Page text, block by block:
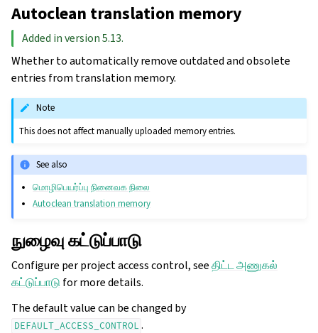
Autoclean translation memory
Added in version 5.13.
Whether to automatically remove outdated and obsolete
entries from translation memory.
Note
This does not affect manually uploaded memory entries.
See also
மொழிபெயர்ப்பு நினைவக நிலை
Autoclean translation memory
நுழைவு கட்டுப்பாடு
Configure per project access control, seeதிட்ட அணுகல்
கட்டுப்பாடு for more details.
The default value can be changed by
DEFAULT_ACCESS_CONTROL .